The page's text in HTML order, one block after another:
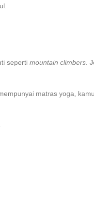
seperti mountain climbers.
matras yoga,